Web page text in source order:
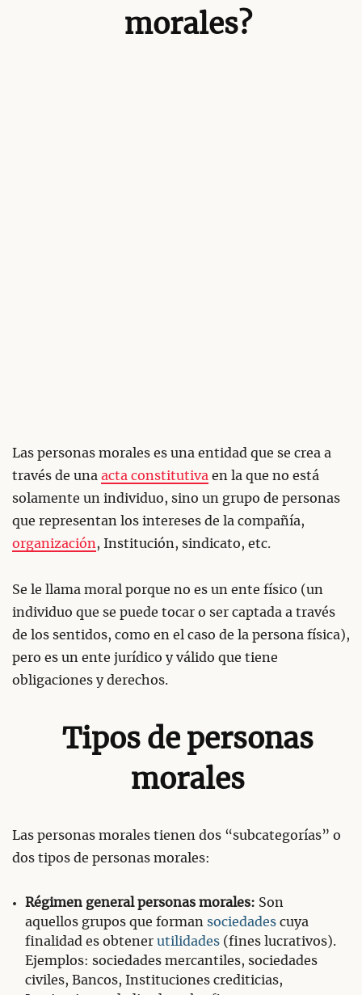
morales?
Las personas morales es una entidad que se crea a
través de una acta constitutiva en la que no está
solamente un individuo, sino un grupo de personas
que representan los intereses de la compañía,
organización, Institución, sindicato, etc.
Se le llama moral porque no es un ente físico (un
individuo que se puede tocar o ser captada a través
de los sentidos, como en el caso de la persona física),
pero es un ente jurídico y válido que tiene
obligaciones y derechos.
Tipos de personas
morales
Las personas morales tienen dos “subcategorías” o
dos tipos de personas morales:
Régimen general personas morales: Son
aquellos grupos que forman sociedades cuya
finalidad es obtener utilidades (fines lucrativos).
Ejemplos: sociedades mercantiles, sociedades
civiles, Bancos, Instituciones crediticias,